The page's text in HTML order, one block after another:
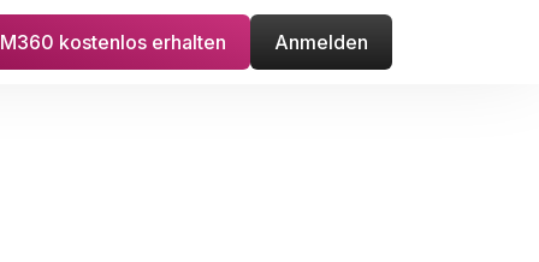
M360 kostenlos erhalten Anmelden